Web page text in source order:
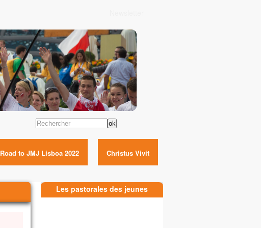
Rechercher
Road to JMJ Lisboa 2022 Christus Vivit
Les pastorales des jeunes